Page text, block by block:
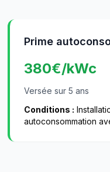
Prime
380€/kWc
Versée sur 5 ans
Conditions :
autoconsommation